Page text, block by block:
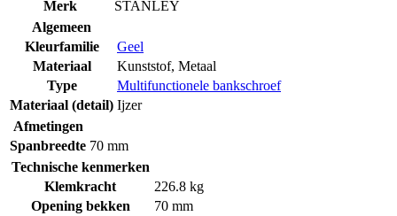
Merk
STANLEY
Algemeen
Kleurfamilie
Geel
Materiaal
Kunststof, Metaal
Type
Multifunctionele bankschroef
Materiaal (detail) Ijzer
Afmetingen
Spanbreedte 70 mm
Technische kenmerken
Klemkracht
226.8 kg
Opening bekken
70 mm